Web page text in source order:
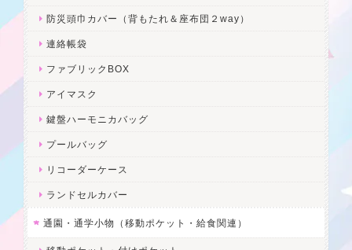
防災頭巾カバー（背もたれ＆座布団２way）
連絡帳袋
ファブリックBOX
アイマスク
鍵盤ハーモニカバッグ
プールバッグ
リコーダーケース
ランドセルカバー
通園・通学小物（移動ポケット・給食関連）